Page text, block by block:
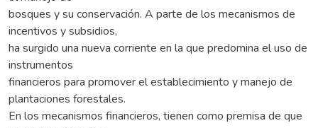
bosques y su conservación. A parte de los mecanismos de
incentivos y subsidios,
ha surgido una nueva corriente en la que predomina el uso de
instrumentos
financieros para promover el establecimiento y manejo de
plantaciones forestales.
En los mecanismos financieros, tienen como premisa de que